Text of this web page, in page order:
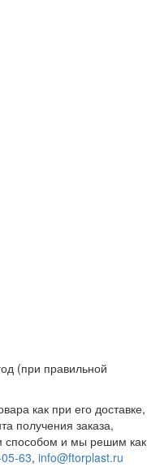
(при правильной
как при его доставке,
получения заказа,
способом и мы решим как
63, info@ftorplast.ru